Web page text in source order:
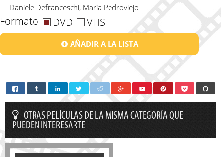
Daniele Defranceschi, María Pedroviejo
Formato DVD VHS
AÑADIR A LA LISTA
OTRAS PELÍCULAS DE LA MISMA CATEGORÍA QUE
PUEDEN INTERESARTE